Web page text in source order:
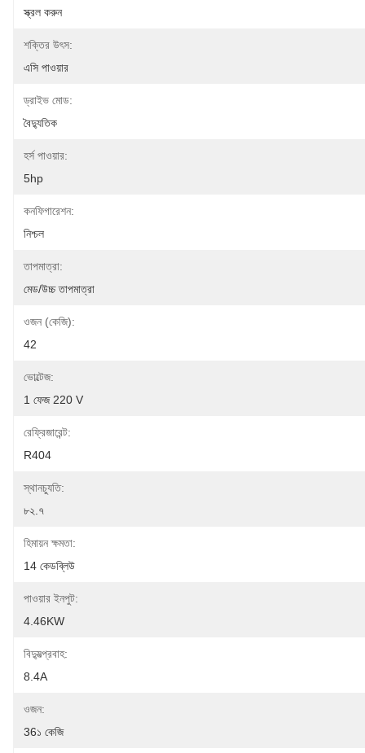
স্ক্রল করুন
শক্তির উৎস:
এসি পাওয়ার
ড্রাইভ মোড:
বৈদ্যুতিক
হর্স পাওয়ার:
5hp
কনফিগারেশন:
নিশ্চল
তাপমাত্রা:
মেড/উচ্চ তাপমাত্রা
ওজন (কেজি):
42
ভোল্টেজ:
1 ফেজ 220 V
রেফ্রিজারেন্ট:
R404
স্থানচ্যুতি:
৮২.৭
হিমায়ন ক্ষমতা:
14 কেডব্লিউ
পাওয়ার ইনপুট:
4.46KW
বিদ্যুত্প্রবাহ:
8.4A
ওজন:
36১ কেজি